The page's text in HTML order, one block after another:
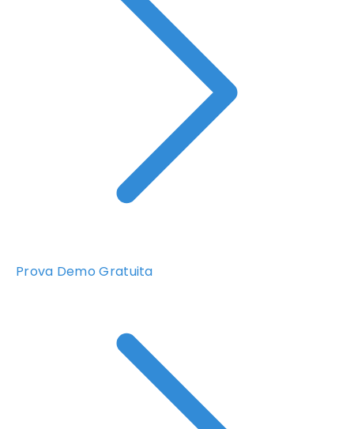
Prova Demo Gratuita